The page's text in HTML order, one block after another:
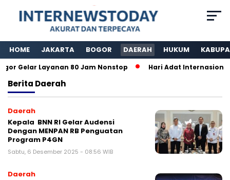
HOME JAKARTA BOGOR DAERAH HUKUM
Gelar Layanan 80 Jam Nonstop Hari Adat Internasional
Berita Daerah
Daerah
Kepala BNN RI Gelar Audensi
Dengan MENPAN RB Penguatan
Program P4GN
Sabtu, 6 Desember 2025 - 08:56 WIB
Daerah